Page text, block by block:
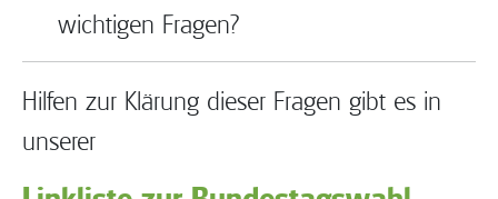
wichtigen Fragen?
Hilfen zur Klärung dieser Fragen gibt es in
unserer